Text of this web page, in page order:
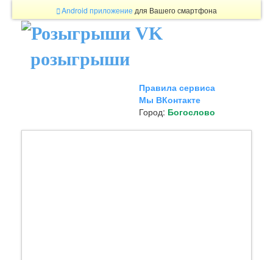
Android приложение для Вашего смартфона
розыгрыши
Правила сервиса
Мы ВКонтакте
Город: Богослово